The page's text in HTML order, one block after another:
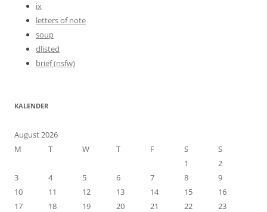
ix
letters of note
soup
dlisted
brief (nsfw)
KALENDER
August 2026
M
T W T F S
S
1
2
3
4 5 6 7 8
9
10
11 12 13 14 15
16
17
18 19 20 21 22
23